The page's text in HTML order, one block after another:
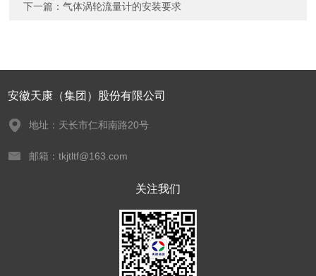
下一篇：气体涡轮流量计的安装要求
安徽天康（集团）股份有限公司
地址：天长市仁和南路20号
邮箱：tkjtltf@163.com
关注我们